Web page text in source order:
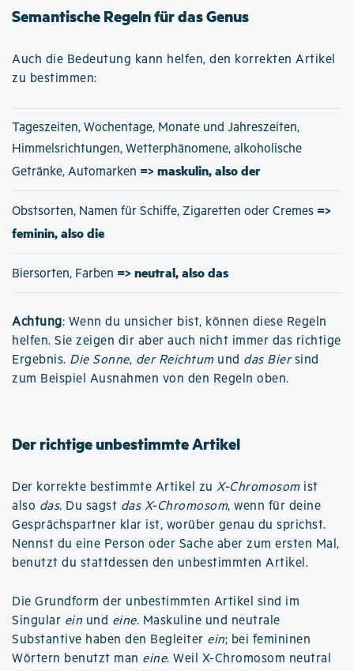
Semantische Regeln für das Genus
Auch die Bedeutung kann helfen, den korrekten Artikel
zu bestimmen:
Tageszeiten, Wochentage, Monate und Jahreszeiten,
Himmelsrichtungen, Wetterphänomene, alkoholische
Getränke, Automarken => maskulin, also der
Obstsorten, Namen für Schiffe, Zigaretten oder Cremes =>
feminin, also die
Biersorten, Farben => neutral, also das
Achtung: Wenn du unsicher bist, können diese Regeln
helfen. Sie zeigen dir aber auch nicht immer das richtige
Ergebnis. Die Sonne, der Reichtumund das Biersind
zum Beispiel Ausnahmen von den Regeln oben.
Der richtige unbestimmte Artikel
Der korrekte bestimmte Artikel zu X-Chromosomist
also das. Du sagst das X-Chromosom, wenn für deine
Gesprächspartner klar ist, worüber genau du sprichst.
Nennst du eine Person oder Sache aber zum ersten Mal,
benutzt du stattdessen den unbestimmten Artikel.
Die Grundform der unbestimmten Artikel sind im
Singular ein und eine. Maskuline und neutrale
Substantive haben den Begleiter ein; bei femininen
Wörtern benutzt man eine. Weil X-Chromosom neutral